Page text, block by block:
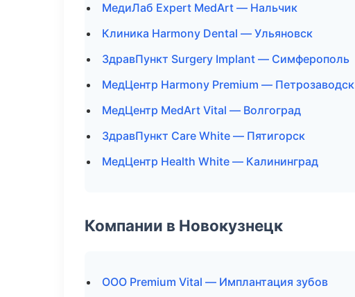
МедиЛаб Expert MedArt — Нальчик
Клиника Harmony Dental — Ульяновск
ЗдравПункт Surgery Implant — Симферополь
МедЦентр Harmony Premium — Петрозаводск
МедЦентр MedArt Vital — Волгоград
ЗдравПункт Care White — Пятигорск
МедЦентр Health White — Калининград
Компании в Новокузнецк
ООО Premium Vital — Имплантация зубов